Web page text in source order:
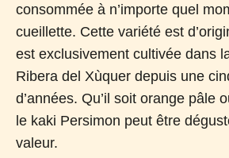
consommée à n’importe quel
cueillette. Cette variété est
est exclusivement cultivée dans
Ribera del Xùquer depuis une
d’années. Qu’il soit orange pâle
le kaki Persimon peut être
valeur.